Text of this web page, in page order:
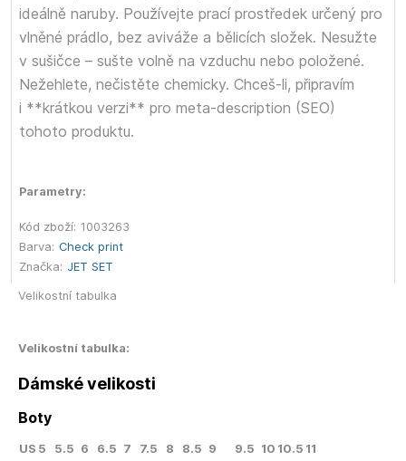
ideálně naruby. Používejte prací prostředek určený pro
vlněné prádlo, bez aviváže a bělicích složek. Nesužte
v sušičce – sušte volně na vzduchu nebo položené.
Nežehlete, nečistěte chemicky. Chceš-li, připravím
i **krátkou verzi** pro meta-description (SEO)
tohoto produktu.
Parametry:
Kód zboží: 1003263
Barva: Check print
Značka: JET SET
Velikostní tabulka
Velikostní tabulka:
Dámské velikosti
Boty
US 5 5.5 6 6.5 7 7.5 8 8.5 9 9.5 10 10.5 11